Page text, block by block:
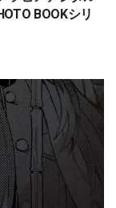
BOOKシリ